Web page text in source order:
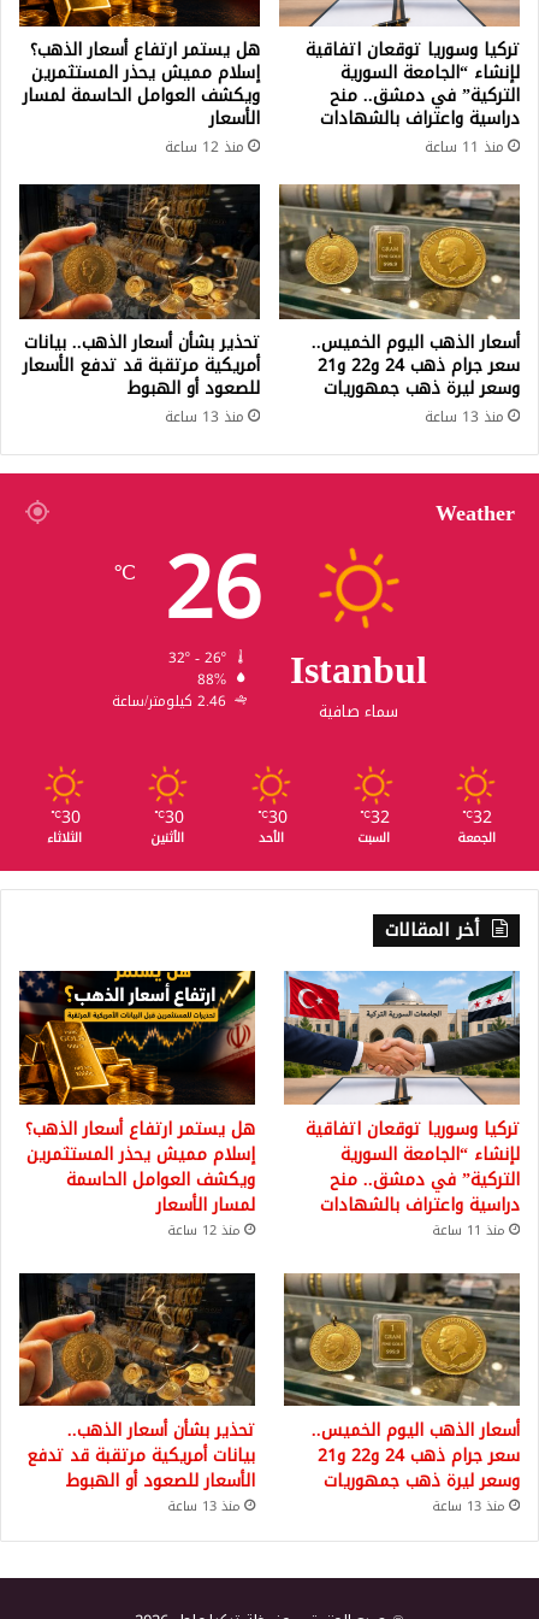
تركيا وسوريا توقعان اتفاقية
لإنشاء “الجامعة السورية
التركية” في دمشق.. منح
دراسية واعتراف بالشهادات
منذ 11 ساعة
هل يستمر ارتفاع أسعار الذهب؟
إسلام مميش يحذر المستثمرين
ويكشف العوامل الحاسمة لمسار
الأسعار
منذ 12 ساعة
أسعار الذهب اليوم الخميس..
سعر جرام ذهب 24 و22 و21
وسعر ليرة ذهب جمهوريات
منذ 13 ساعة
تحذير بشأن أسعار الذهب.. بيانات
أمريكية مرتقبة قد تدفع الأسعار
للصعود أو الهبوط
منذ 13 ساعة
Weather
Istanbul
سماء صافية
26
℃
88%
2.46 كيلومتر/ساعة
32
℃
الجمعة
32
℃
السبت
30
℃
الأحد
30
℃
الأثنين
30
℃
الثلاثاء
أخر المقالات
تركيا وسوريا توقعان اتفاقية
لإنشاء “الجامعة السورية
التركية” في دمشق.. منح
دراسية واعتراف بالشهادات
منذ 11 ساعة
هل يستمر ارتفاع أسعار الذهب؟
إسلام مميش يحذر المستثمرين
ويكشف العوامل الحاسمة
لمسار الأسعار
منذ 12 ساعة
أسعار الذهب اليوم الخميس..
سعر جرام ذهب 24 و22 و21
وسعر ليرة ذهب جمهوريات
منذ 13 ساعة
تحذير بشأن أسعار الذهب..
بيانات أمريكية مرتقبة قد تدفع
الأسعار للصعود أو الهبوط
منذ 13 ساعة